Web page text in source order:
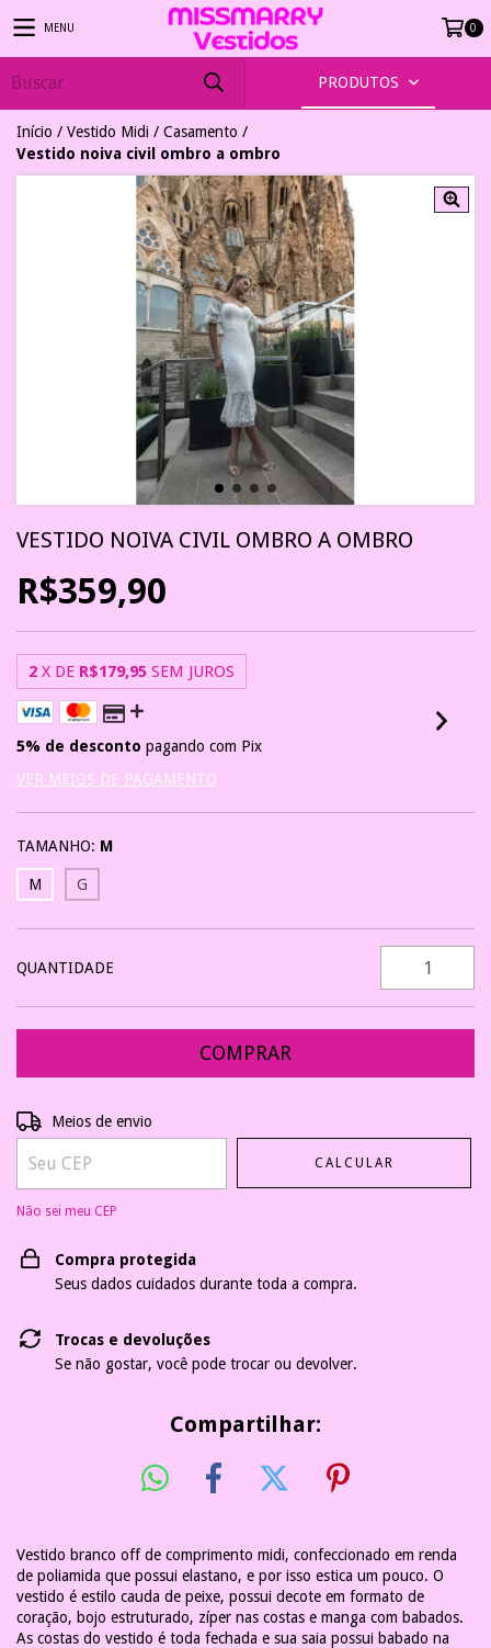
MENU 0
PRODUTOS
Início / Vestido Midi / Casamento /
Vestido noiva civil ombro a ombro
VESTIDO NOIVA CIVIL OMBRO A OMBRO
R$359,90
2 X DE R$179,95 SEM JUROS
5% de desconto pagando com Pix
VER MEIOS DE PAGAMENTO
TAMANHO: M
M G
QUANTIDADE
Entregas para o CEP:
Meios de envio
CALCULAR
Não sei meu CEP
Compra protegida
Seus dados cuidados durante toda a compra.
Trocas e devoluções
Se não gostar, você pode trocar ou devolver.
Compartilhar:
Vestido branco off de comprimento midi, confeccionado em renda
de poliamida que possui elastano, e por isso estica um pouco. O
vestido é estilo cauda de peixe, possui decote em formato de
coração, bojo estruturado, zíper nas costas e manga com babados.
As costas do vestido é toda fechada e sua saia possui babado na